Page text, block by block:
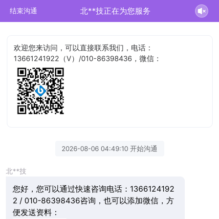
结束沟通 北**技正在为您服务
欢迎您来访问，可以直接联系我们，电话：
13661241922（V）/010-86398436，微信：
2026-08-06 04:49:10 开始沟通
北**技
您好，您可以通过快速咨询电话：1366124192
2 / 010-86398436咨询，也可以添加微信，方
便发送资料：